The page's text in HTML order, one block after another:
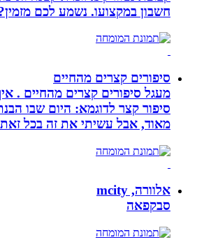
חשבון במקצועו. נשמע לכם
סיפורים קצרים מהחיים
מעגל סיפורים קצרים מהחיים .
סיפור קצר לדוגמא: היום שבו
מאוד, אבל עשיתי את זה בכל
אלוורה, mcity
סבקפאה